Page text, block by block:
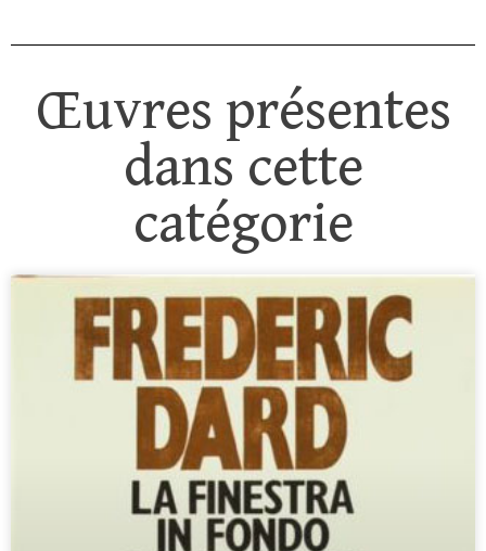
Œuvres présentes
dans cette
catégorie